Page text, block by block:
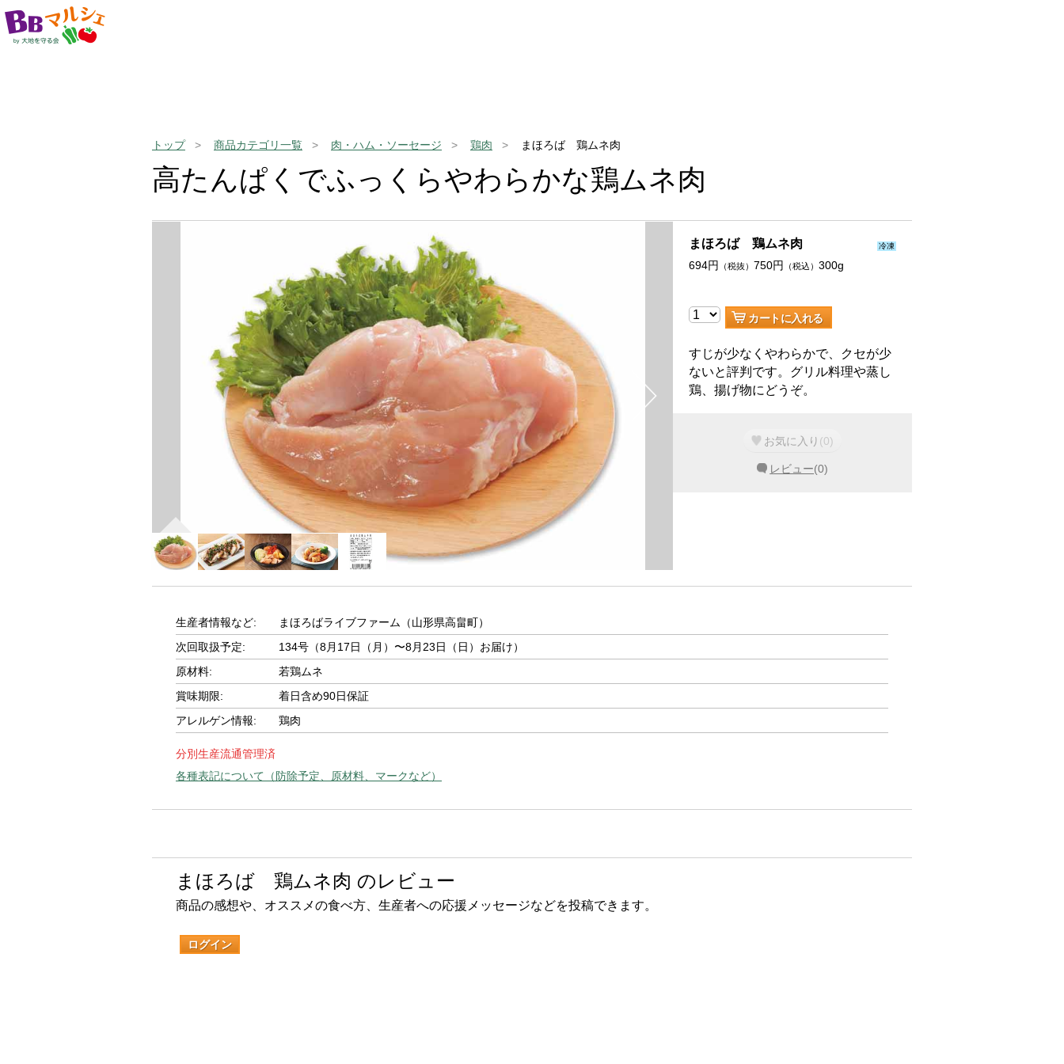
トップ 商品カテゴリ一覧 肉・ハム・ソーセージ 鶏肉 まほろば 鶏ムネ肉
高たんぱくでふっくらやわらかな鶏ムネ肉
まほろば 鶏ムネ肉 冷凍
694円 （税抜） 750円 （税込）300g
カートに入れる
すじが少なくやわらかで、クセが少
ないと評判です。グリル料理や蒸し
鶏、揚げ物にどうぞ。
お気に入り (0)
レビュー(0)
生産者情報など:
まほろばライブファーム（山形県高畠町）
次回取扱予定:
134号（8月17日（月）〜8月23日（日）お届け）
原材料:
若鶏ムネ
賞味期限:
着日含め90日保証
アレルゲン情報:
鶏肉
分別生産流通管理済
各種表記について（防除予定、原材料、マークなど）
まほろば 鶏ムネ肉 のレビュー
商品の感想や、オススメの食べ方、生産者への応援メッセージなどを投稿できます。
ログイン